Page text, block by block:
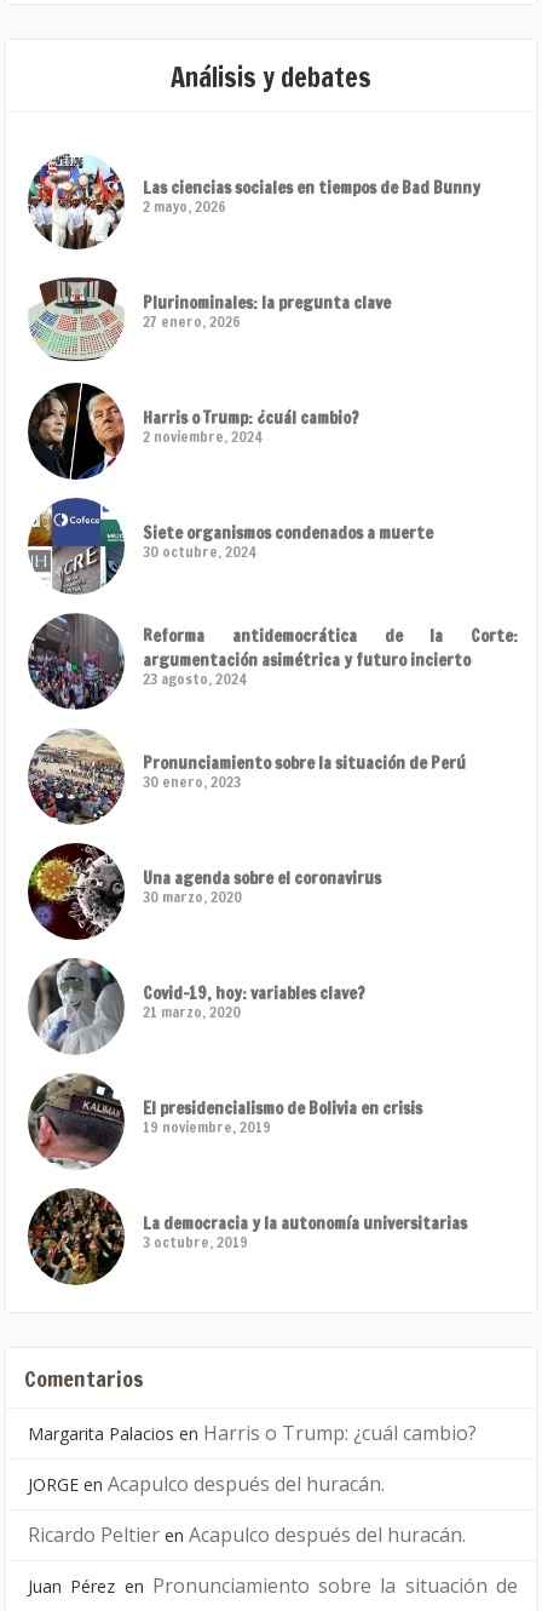
Análisis y debates
Las ciencias sociales en tiempos de Bad Bunny
2 mayo, 2026
Plurinominales: la pregunta clave
27 enero, 2026
Harris o Trump: ¿cuál cambio?
2 noviembre, 2024
Siete organismos condenados a muerte
30 octubre, 2024
Reforma antidemocrática de la Corte:
argumentación asimétrica y futuro incierto
23 agosto, 2024
Pronunciamiento sobre la situación de Perú
30 enero, 2023
Una agenda sobre el coronavirus
30 marzo, 2020
Covid-19, hoy: variables clave?
21 marzo, 2020
El presidencialismo de Bolivia en crisis
19 noviembre, 2019
La democracia y la autonomía universitarias
3 octubre, 2019
Comentarios
Margarita Palacios en Harris o Trump: ¿cuál cambio?
JORGE en Acapulco después del huracán.
Ricardo Peltier en Acapulco después del huracán.
Juan Pérez en Pronunciamiento sobre la situación de